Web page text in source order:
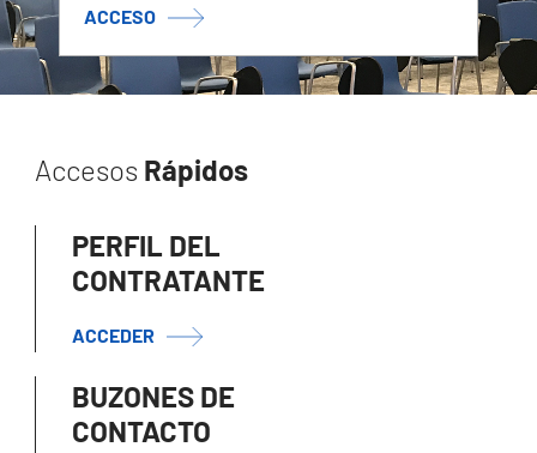
ACCESO
Accesos Rápidos
PERFIL DEL
CONTRATANTE
ACCEDER
BUZONES DE
CONTACTO